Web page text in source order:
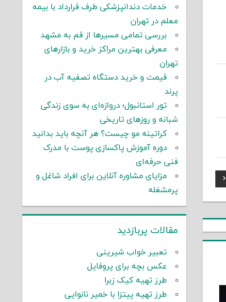
خدمات دندانپزشکی طرف قرارداد با بیمه
معلم در تهران
بررسی تمامی مسیرها از قم به مشهد
معرفی بهترین مراکز خرید و بازارهای
تهران
قیمت و خرید دستگاه تصفیه آب در
پرند
تور استانبول؛ دروازه‌ای به سوی زندگی
شبانه و روزهای تاریخی
کراتینه مو چیست؟ هر آنچه باید بدانید
دوره آموزش پاکسازی پوست با مدرک
فنی حرفه‌ای
مزایای مشاوره آنلاین برای افراد شاغل و
پرمشغله
مقالات پربازدید
تعبیر خواب شیرینی
عکس بچه برای پروفایل
طرز تهیه کیک زبرا
طرز تهیه پیتزا با خمیر نانوایی